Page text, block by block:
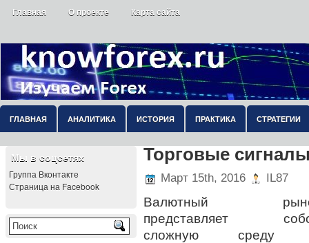
Главная О проекте Карта сайта
ГЛАВНАЯ АНАЛИТИКА ИСТОРИЯ ПРАКТИКА СТРАТЕГИИ
Мы в соцсетях
Группа Вконтакте
Страница на Facebook
Торговые
Март 15th, 2016 IL87
Валютный
представляет
сложную среду